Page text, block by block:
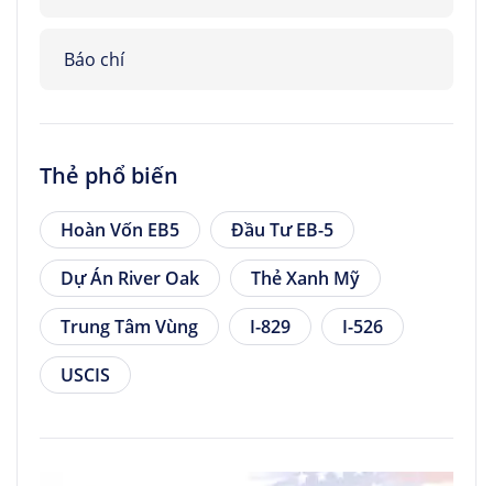
Báo chí
Thẻ phổ biến
Hoàn Vốn EB5
Đầu Tư EB-5
Dự Án River Oak
Thẻ Xanh Mỹ
Trung Tâm Vùng
I-829
I-526
USCIS